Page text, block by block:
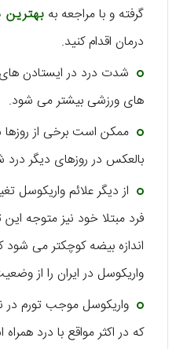
گرفته و با مراجعه به بهترین
درمان اقدام کنید.
شدت درد در ایستادن
های ورزشی بیشتر می شود.
ممکن است برخی از
بالعکس در روزهای دیگر
از دیگر علائم واریکوسل
فرد مبتلا خود نیز متوجه
اندازه بیضه کوچکتر می شود
واریکوسل در ایران را از
واریکوسل موجب تورم در
که در اکثر مواقع با درد